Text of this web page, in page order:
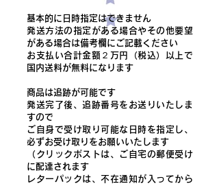
基本的に日時指定はできません
発送方法の指定がある場合やその他要望
がある場合は備考欄にご記載ください
​お支払い合計金額２万円（税込）以上で
国内送料が無料になります
商品は追跡が可能です
発送完了後、追跡番号をお送りいたしま
すので
ご自身で受け取り可能な日時を指定し、
必ずお受け取りをお願いいたします
（クリックポストは、ご自宅の郵便受け
に配達されます
レターパックは、不在通知が入ってから